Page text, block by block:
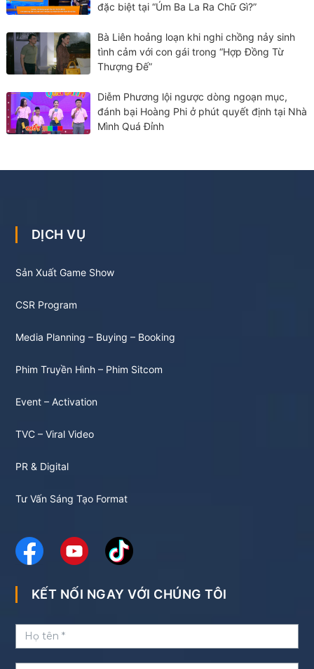
đặc biệt tại “Úm Ba La Ra Chữ Gì?”
Bà Liên hoảng loạn khi nghi chồng nảy sinh
tình cảm với con gái trong “Hợp Đồng Từ
Thượng Đế”
Diễm Phương lội ngược dòng ngoạn mục,
đánh bại Hoàng Phi ở phút quyết định tại Nhà
Mình Quá Đỉnh
DỊCH VỤ
Sản Xuất Game Show
CSR Program
Media Planning – Buying – Booking
Phim Truyền Hình – Phim Sitcom
Event – Activation
TVC – Viral Video
PR & Digital
Tư Vấn Sáng Tạo Format
KẾT NỐI NGAY VỚI CHÚNG TÔI